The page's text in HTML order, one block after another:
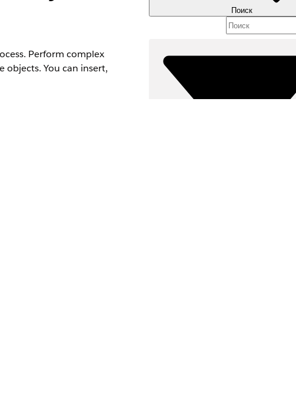
Поиск
Perform complex
You can insert,
a Data Processing
to import the CSV data.
activate the DPE